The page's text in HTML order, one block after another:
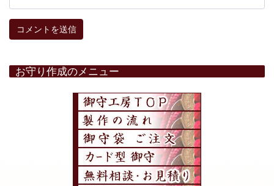
お守り作成のメニュー